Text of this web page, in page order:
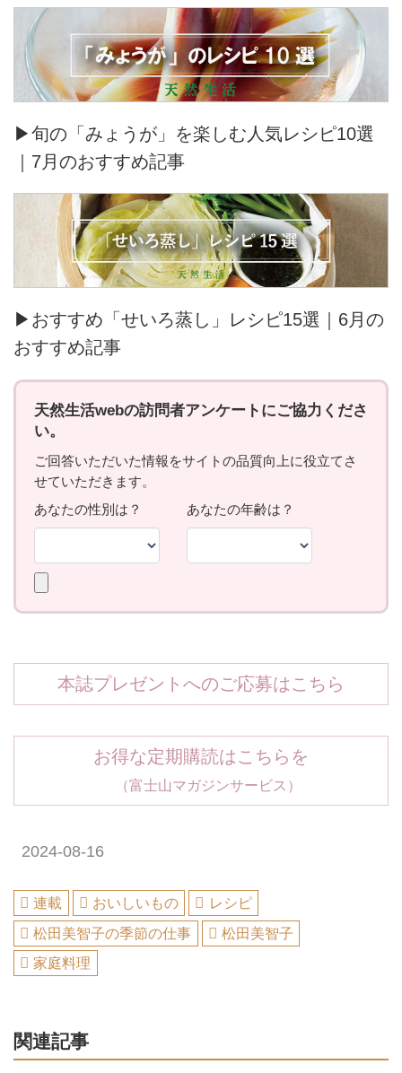
▶旬の「みょうが」を楽しむ人気レシピ10選
｜7月のおすすめ記事
▶おすすめ「せいろ蒸し」レシピ15選｜6月の
おすすめ記事
本誌プレゼントへのご応募はこちら
お得な定期購読はこちらを
（富士山マガジンサービス）
2024-08-16
連載 おいしいもの
レシピ
松田美智子の季節の仕事
松田美智子
家庭料理
関連記事